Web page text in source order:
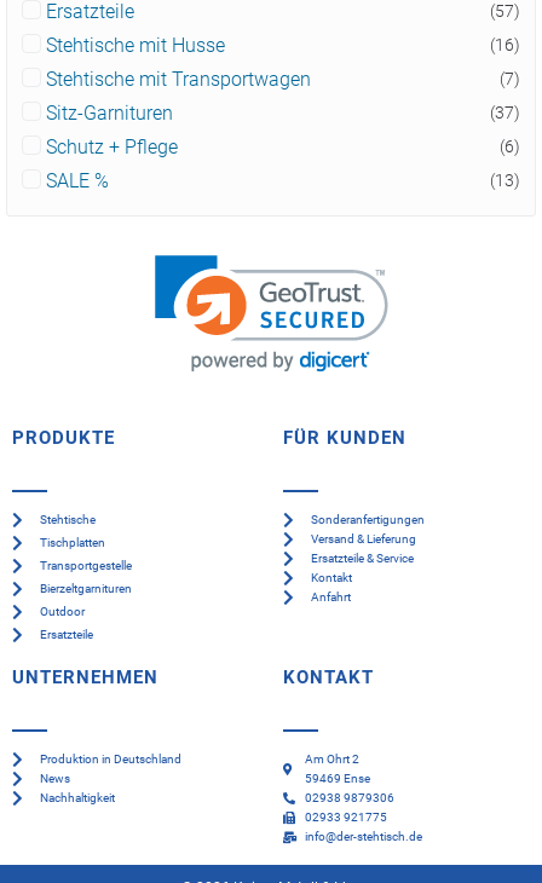
Ersatzteile (57)
Stehtische mit Husse (16)
Stehtische mit Transportwagen (7)
Sitz-Garnituren (37)
Schutz + Pflege (6)
SALE % (13)
PRODUKTE
Stehtische
Tischplatten
Transportgestelle
Bierzeltgarnituren
Outdoor
Ersatzteile
FÜR KUNDEN
Sonderanfertigungen
Versand & Lieferung
Ersatzteile & Service
Kontakt
Anfahrt
UNTERNEHMEN
Produktion in Deutschland
News
Nachhaltigkeit
KONTAKT
Am Ohrt 2
59469 Ense
02938 9879306
02933 921775
info@der-stehtisch.de